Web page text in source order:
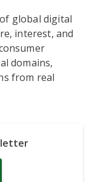
global digital
interest, and
domains,
from real